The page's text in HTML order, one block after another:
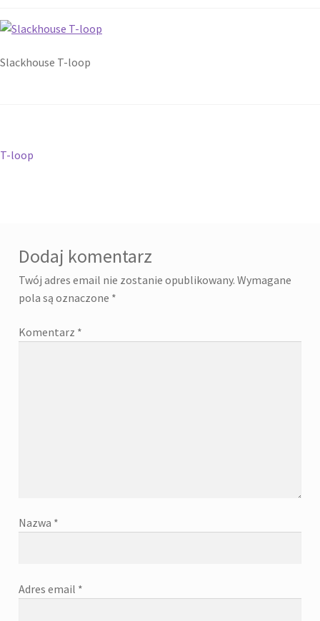
Slackhouse T-loop
Nawigacja
Poprzedni
T-loop
Dodaj komentarz
Twój adres email nie zostanie opublikowany. Wymagane
pola są oznaczone *
Komentarz *
Nazwa *
Adres email *